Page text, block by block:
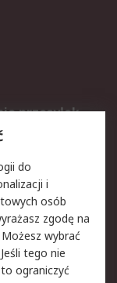
przesyłek
dotycząca
witryny
do
i
osób
zgodę na
wybrać
tego nie
ograniczyć